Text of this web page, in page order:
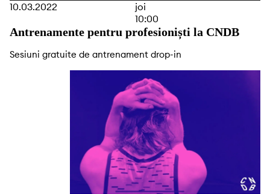
10.03.2022
joi
10:00
Antrenamente pentru profesioniști la CNDB
Sesiuni gratuite de antrenament drop-in